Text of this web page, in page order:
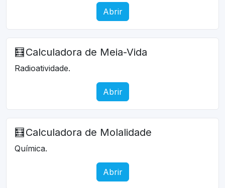
Abrir
🧮 Calculadora de Meia-Vida
Radioatividade.
Abrir
🧮 Calculadora de Molalidade
Química.
Abrir